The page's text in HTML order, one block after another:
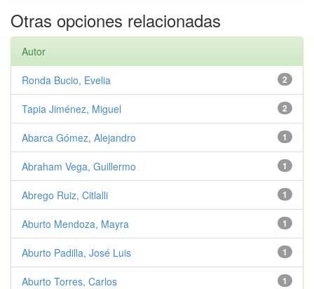
Otras opciones relacionadas
Autor
2
Ronda Bucio, Evelia
2
Tapia Jiménez, Miguel
1
Abarca Gómez, Alejandro
1
Abraham Vega, Guillermo
1
Abrego Ruiz, Citlalli
1
Aburto Mendoza, Mayra
1
Aburto Padilla, José Luis
1
Aburto Torres, Carlos